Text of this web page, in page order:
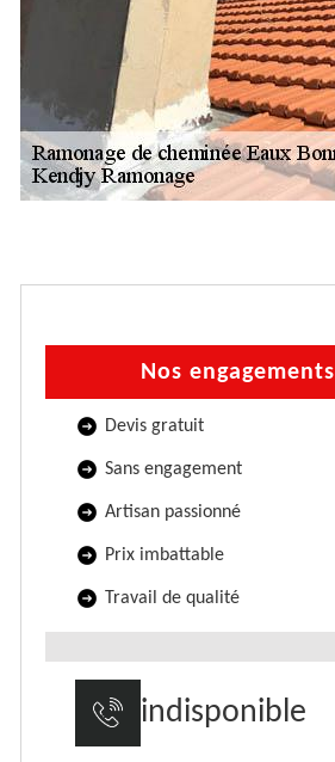
Nos engagements
Devis gratuit
Sans engagement
Artisan passionné
Prix imbattable
Travail de qualité
indisponible